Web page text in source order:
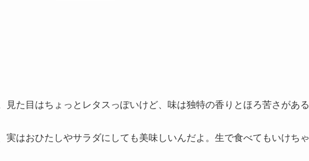
見た目はちょっとレタスっぽいけど、味は独特の香りとほろ苦さがある
実はおひたしやサラダにしても美味しいんだよ。生で食べてもいけち